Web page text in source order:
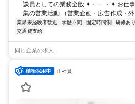
談員としての業務全般 ✦・┈ ・✦ お仕
集の営業活動 （営業企画・広告作成・
業界未経験者歓迎 学歴不問 固定時間制 研修あり
交通費支給
同じ企業の求人
正社員